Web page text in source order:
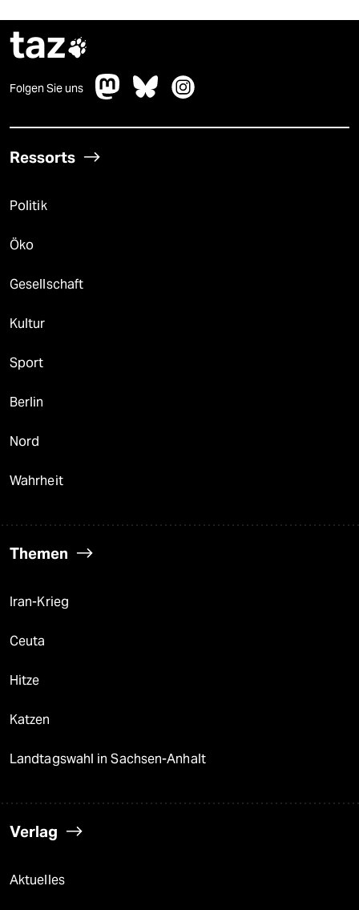
taz
Folgen Sie uns
Ressorts
Politik
Öko
Gesellschaft
Kultur
Sport
Berlin
Nord
Wahrheit
Themen
Iran-Krieg
Ceuta
Hitze
Katzen
Landtagswahl in Sachsen-Anhalt
Verlag
Aktuelles